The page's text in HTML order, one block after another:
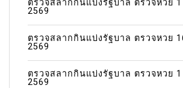
ตรวจสลากกินแบ่งรัฐบาล ตรวจหวย
2569
ตรวจสลากกินแบ่งรัฐบาล ตรวจหวย
2569
ตรวจสลากกินแบ่งรัฐบาล ตรวจหวย
2569